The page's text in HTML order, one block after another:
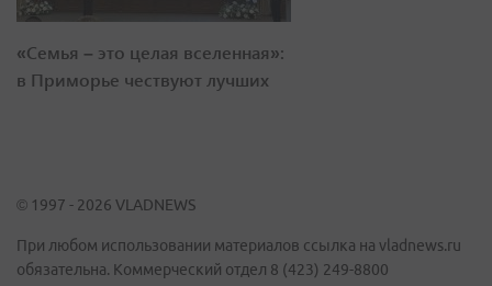
«Семья – это целая вселенная»:
в Приморье чествуют лучших
© 1997 - 2026 VLADNEWS
При любом использовании материалов ссылка на vladnews.ru
обязательна. Коммерческий отдел 8 (423) 249-8800